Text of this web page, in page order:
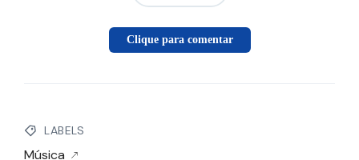
Clique para comentar
LABELS
Música